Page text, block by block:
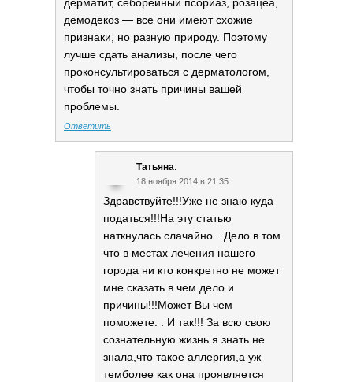
демодекоз — все они имеют схожие
признаки, но разную природу. Поэтому
лучше сдать анализы, после чего
проконсультироваться с дерматологом,
чтобы точно знать причины вашей
проблемы.
Ответить
Татьяна:
18 ноября 2014 в 21:35
Здравствуйте!!!Уже не знаю куда
податься!!!На эту статью
наткнулась слачайно…Дело в том
что в местах лечения нашего
города ни кто конкретно не может
мне сказать в чем дело и
причины!!!Может Вы чем
поможете. . И так!!! За всю свою
сознательную жизнь я знать не
знала,что такое аллергия,а уж
темболее как она проявляется